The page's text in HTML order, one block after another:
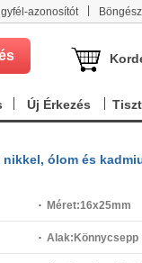
azonosítót
Új Érkezés
ólom és
Méret:16x25mm
Alak: Könnycsepp